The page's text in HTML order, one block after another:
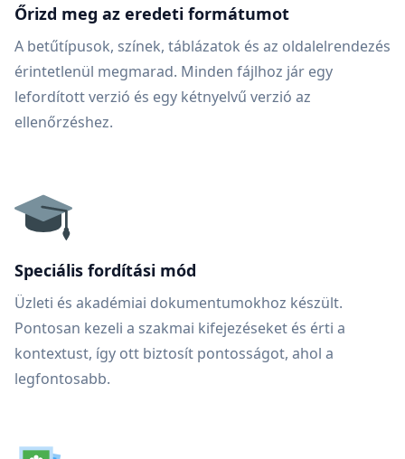
Őrizd meg az eredeti formátumot
A betűtípusok, színek, táblázatok és az oldalelrendezés
érintetlenül megmarad. Minden fájlhoz jár egy
lefordított verzió és egy kétnyelvű verzió az
ellenőrzéshez.
Speciális fordítási mód
Üzleti és akadémiai dokumentumokhoz készült.
Pontosan kezeli a szakmai kifejezéseket és érti a
kontextust, így ott biztosít pontosságot, ahol a
legfontosabb.